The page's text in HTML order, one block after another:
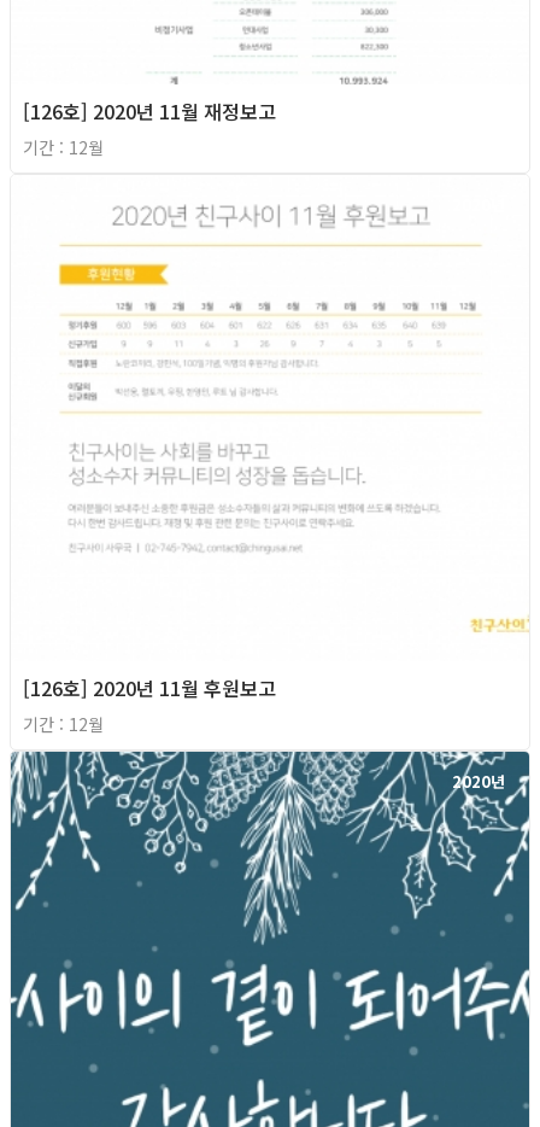
[126호] 2020년 11월 재정보고
기간 : 12월
[126호] 2020년 11월 후원보고
기간 : 12월
2020년